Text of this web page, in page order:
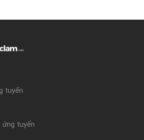
tuyển
tuyển